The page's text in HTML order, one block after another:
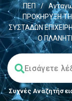
ΠΕΠ
/
ΠΡΟΚΗΡΥΞΗ
ΣΥΣΤΑΔΩΝ
Ο
Συχνές